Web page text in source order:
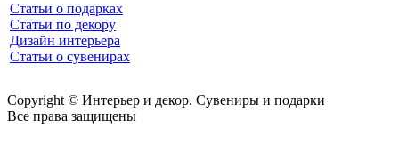
Статьи о подарках
Статьи по декору
Дизайн интерьера
Статьи о сувенирах
Copyright © Интерьер и декор. Сувениры и подарки
Все права защищены